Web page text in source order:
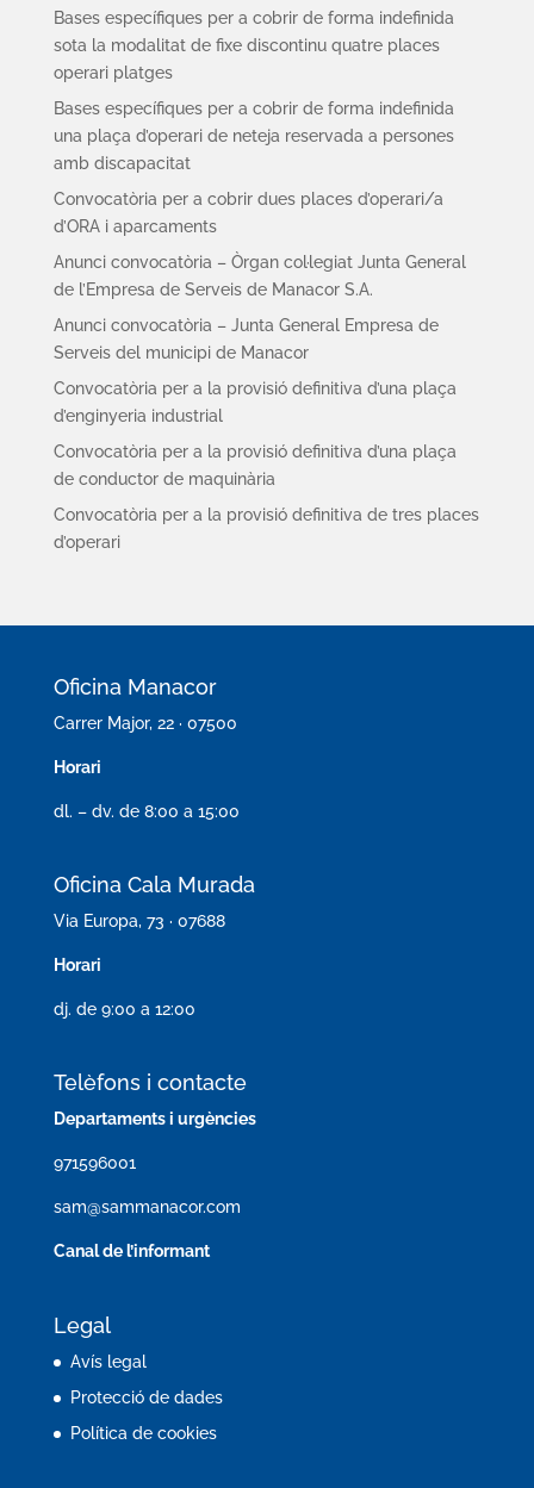
Bases específiques per a cobrir de forma indefinida
sota la modalitat de fixe discontinu quatre places
operari platges
Bases específiques per a cobrir de forma indefinida
una plaça d’operari de neteja reservada a persones
amb discapacitat
Convocatòria per a cobrir dues places d’operari/a
d’ORA i aparcaments
Anunci convocatòria – Òrgan col·legiat Junta General
de l’Empresa de Serveis de Manacor S.A.
Anunci convocatòria – Junta General Empresa de
Serveis del municipi de Manacor
Convocatòria per a la provisió definitiva d’una plaça
d’enginyeria industrial
Convocatòria per a la provisió definitiva d’una plaça
de conductor de maquinària
Convocatòria per a la provisió definitiva de tres places
d’operari
Oficina Manacor
Carrer Major, 22 · 07500
Horari
dl. – dv. de 8:00 a 15:00
Oficina Cala Murada
Via Europa, 73 · 07688
Horari
dj. de 9:00 a 12:00
Telèfons i contacte
Departaments i urgències
971596001
sam@sammanacor.com
Canal de l’informant
Legal
Avís legal
Protecció de dades
Política de cookies